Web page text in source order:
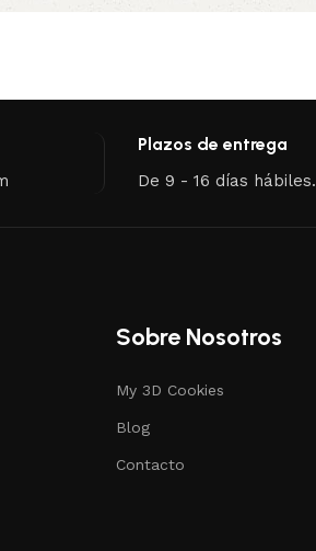
Plazos de entrega
De 9 - 16 días hábiles.
Sobre Nosotros
My 3D Cookies
Blog
Contacto